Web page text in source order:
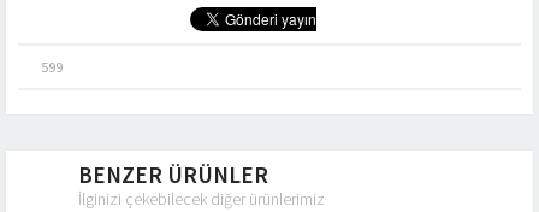
599
BENZER ÜRÜNLER
İlginizi çekebilecek diğer ürünlerimiz